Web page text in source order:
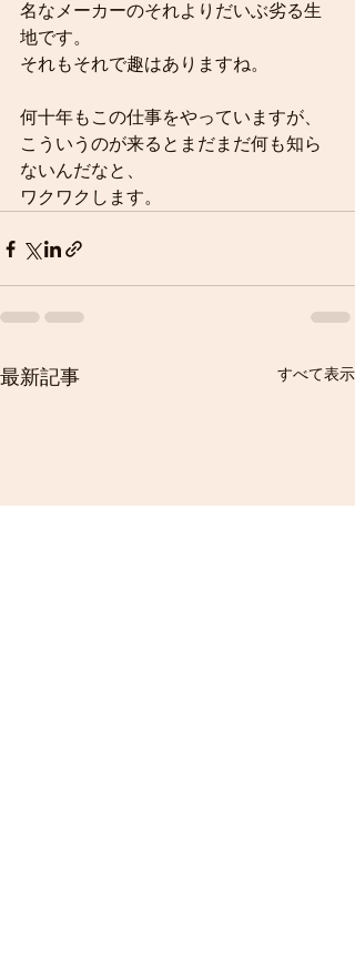
名なメーカーのそれよりだいぶ劣る生
地です。
それもそれで趣はありますね。
何十年もこの仕事をやっていますが、
こういうのが来るとまだまだ何も知ら
ないんだなと、
ワクワクします。
最新記事 すべて表示